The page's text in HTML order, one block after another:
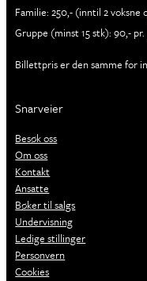
Familie: 250,- (inntil 2 voksne
Gruppe (minst 15 stk): 90,-
Billettpris er den samme for
Snarveier
Besøk oss
Om oss
Kontakt
Ansatte
Bøker til salgs
Undervisning
Ledige stillinger
Personvern
Cookies